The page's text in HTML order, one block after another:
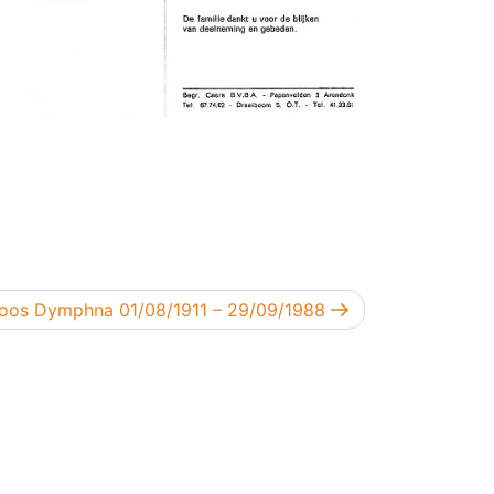
bericht
Dymphna 01/08/1911 – 29/09/1988